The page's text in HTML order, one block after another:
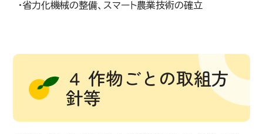
・省力化機械の整備、スマート農業技術の確立
４ 作物ごとの取組方
針等